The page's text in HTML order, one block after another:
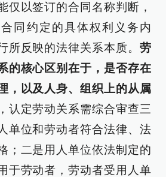
仅以签订的合同名称判断，
同约定的具体权利义务内
所反映的法律关系本质。 劳
的核心区别在于，是否存在
，以及人身、组织上的从属
认定劳动关系需综合审查三
单位和劳动者符合法律、法
；二是用人单位依法制定的
于劳动者，劳动者受用人单